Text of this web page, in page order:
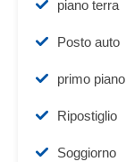
piano terra
Posto auto
primo piano
Ripostiglio
Soggiorno